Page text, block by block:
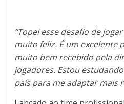
“Topei esse desafio de
muito feliz. É um excelente
muito bem recebido pela
jogadores. Estou
país para me adaptar mais